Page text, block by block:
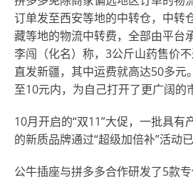
订单发至西安等地的中转仓，中转
藏等地的物流中转费，全部由平台
李闯（化名）称，3公斤山药售价
直发新疆，其中运费就高达50多元
至10元内，为自己打开了更广阔的
10月开启的“双11”大促，一批具有
的新质品牌通过“超级加倍补”活动已
公牛插座与拼多多合作研发了5款专